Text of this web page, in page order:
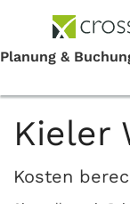
Kieler
Kosten